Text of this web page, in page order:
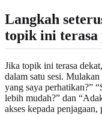
Langkah
topik ini
Jika topik ini terasa
dalam satu sesi.
yang saya perhatikan?”
lebih mudah?” dan
akses kepada